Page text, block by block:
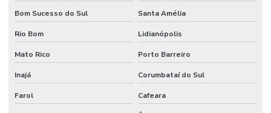
Bom Sucesso do Sul Santa Amélia
Rio Bom Lidianópolis
Mato Rico Porto Barreiro
Inajá Corumbataí do Sul
Farol Cafeara